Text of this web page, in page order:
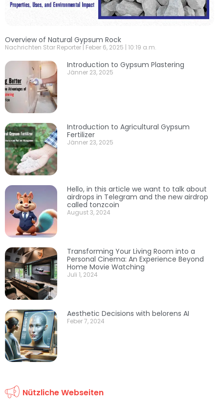
Overview of Natural Gypsum Rock
Nachrichten Star Reporter Feber 6, 2025 10:19 a.m.
Introduction to Gypsum Plastering
Jänner 23, 2025
Introduction to Agricultural Gypsum
Fertilizer
Jänner 23, 2025
Hello, in this article we want to talk about
airdrops in Telegram and the new airdrop
called tonzcoin
August 3, 2024
Transforming Your Living Room into a
Personal Cinema: An Experience Beyond
Home Movie Watching
Juli 1, 2024
Aesthetic Decisions with belorens AI
Feber 7, 2024
Nützliche Webseiten